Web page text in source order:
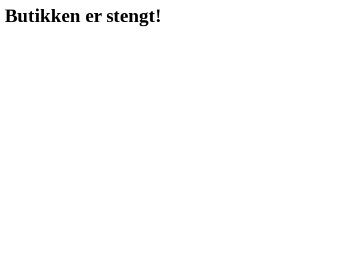
Butikken er stengt!